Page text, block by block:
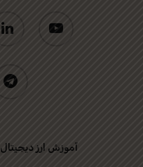
آموزش ارز دیجیتال